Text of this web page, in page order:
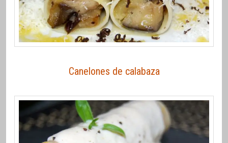
Canelones de calabaza